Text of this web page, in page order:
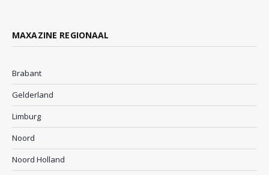
MAXAZINE REGIONAAL
Brabant
Gelderland
Limburg
Noord
Noord Holland